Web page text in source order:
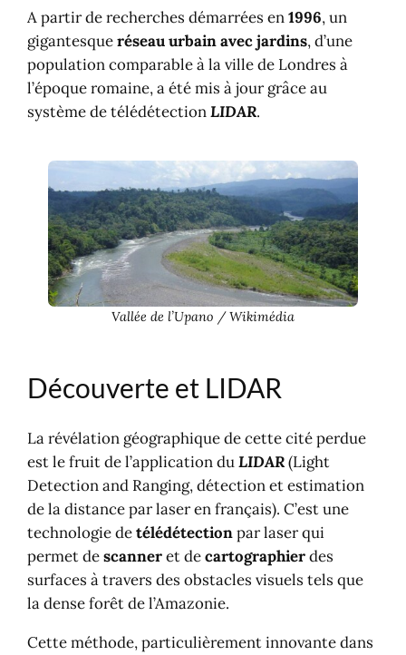
A partir de recherches démarrées en1996, un
gigantesqueréseau urbain avec jardins, d’une
population comparable à la ville de Londres à
l’époque romaine, a été mis à jour grâce au
système de télédétectionLIDAR.
Vallée de l’Upano / Wikimédia
Découverte et LIDAR
La révélation géographique de cette cité perdue
est le fruit de l’application duLIDAR(Light
Detection and Ranging, détection et estimation
de la distance par laser en français). C’est une
technologie detélédétectionpar laser qui
permet descanneret decartographierdes
surfaces à travers des obstacles visuels tels que
la dense forêt de l’Amazonie.
Cette méthode, particulièrement innovante dans